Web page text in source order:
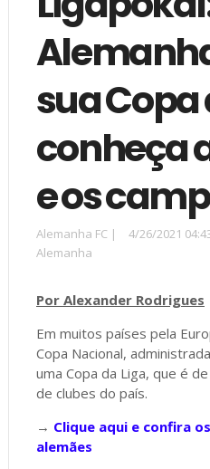
sua Copa
conheça
e os
Alemanha FC | 4/26/2021
Alemanha
Por Alexander Rodrigues
Em muitos países pela
Copa Nacional,
uma Copa da Liga, que é
de clubes do país.
→ Clique aqui e confira
alemães